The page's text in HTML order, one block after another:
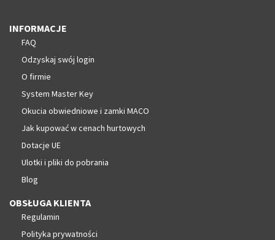
INFORMACJE
FAQ
Odzyskaj swój login
O firmie
System Master Key
Okucia obwiedniowe i zamki MACO
Jak kupować w cenach hurtowych
Dotacje UE
Ulotki i pliki do pobrania
Blog
OBSŁUGA KLIENTA
Regulamin
Polityka prywatności